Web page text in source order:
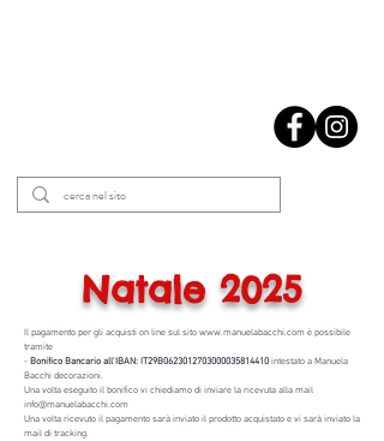
Natale 2025
Il pagamento per gli acquisti on line sul sito www.manuelabacchi.com è possibile
tramite
- Bonifico Bancario all'IBAN: IT29B0623012703000035814410 intestato a Manuela
Bacchi decorazioni.
Una volta eseguito il bonifico vi chiediamo di inviare la ricevuta alla mail
info@manuelabacchi.com
Una volta ricevuto il pagamento sarà inviato il prodotto acquistato e vi sarà inviato la
mail di tracking.